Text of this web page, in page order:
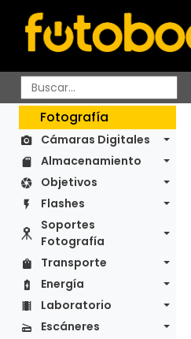
Fotografía
Cámaras Digitales
Almacenamiento
Objetivos
Flashes
Soportes
Fotografía
Transporte
Energía
Laboratorio
Escáneres